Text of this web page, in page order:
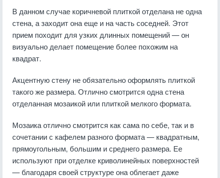
В данном случае коричневой плиткой отделана не одна
стена, а заходит она еще и на часть соседней. Этот
прием походит для узких длинных помещений — он
визуально делает помещение более похожим на
квадрат.
Акцентную стену не обязательно оформлять плиткой
такого же размера. Отлично смотрится одна стена
отделанная мозаикой или плиткой мелкого формата.
Мозаика отлично смотрится как сама по себе, так и в
сочетании с кафелем разного формата — квадратным,
прямоугольным, большим и среднего размера. Ее
используют при отделке криволинейных поверхностей
— благодаря своей структуре она облегает даже